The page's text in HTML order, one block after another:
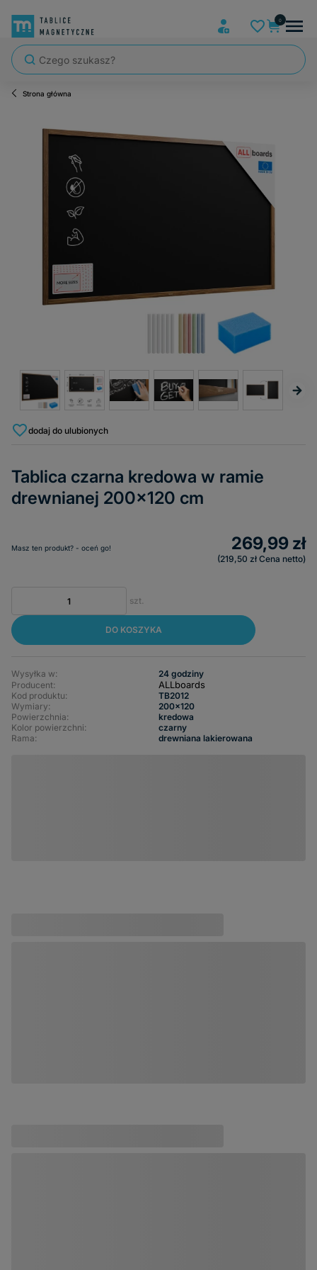
Strona główna
dodaj do ulubionych
Tablica czarna kredowa w ramie
drewnianej 200x120 cm
Masz ten produkt? - oceń go! 269,99 zł
219,50 zł Cena netto
szt.
DO KOSZYKA
Wysyłka w:
24 godziny
Producent:
ALLboards
Kod produktu:
TB2012
Wymiary
200x120
Powierzchnia
kredowa
Kolor powierzchni
czarny
Rama
drewniana lakierowana